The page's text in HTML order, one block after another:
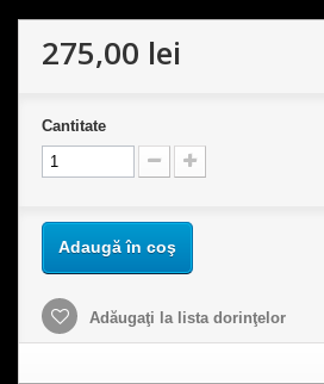
275,00 lei
Cantitate
Adaugă în coş
Adăugaţi la lista dorinţelor